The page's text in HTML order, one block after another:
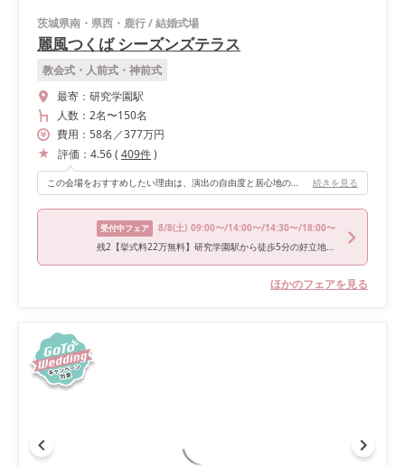
茨城県南・県西・鹿行/結婚式場
麗風つくば シーズンズテラス
教会式・人前式・神前式
最寄： 研究学園駅
人数： 2名〜150名
費用： 58名 ／377万円
評価： 4.56( 409件)
この会場をおすすめしたい理由は、演出の自由度と居心地の良さです。 壁一面を使ったプロジェクションマッピングや光の演出が本当に迫力があって、ゲストからも「すごかった！」と言ってもらえました。 会場自体がとても広いので、ゲスト一人一人がゆったり過ごせるのも魅力ですし、外からのサプライズ登場や2階からの入場など、動線を活かした演出ができるのもポイントです。 やりたいことをしっかり形にできて、理想の結婚式が叶えやすい会場だなと感じました。 続きを見る
受付中フェア 8/8(土) 09:00〜/14:00〜/14:30〜/18:00〜
残2【挙式料22万無料】研究学園駅から徒歩5分の好立地！水上チャペル＆日本庭園×絶品和牛フレンチ
ほかのフェアを見る